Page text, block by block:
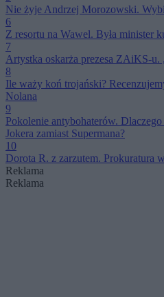
Nie żyje Andrzej Morozowski.
6
Z resortu na Wawel. Była minister
7
Artystka oskarża prezesa ZAiKS-u.
8
Ile waży koń trojański?
Nolana
9
Pokolenie antybohaterów.
Jokera zamiast Supermana?
10
Dorota R. z zarzutem. Prokuratura
Reklama
Reklama